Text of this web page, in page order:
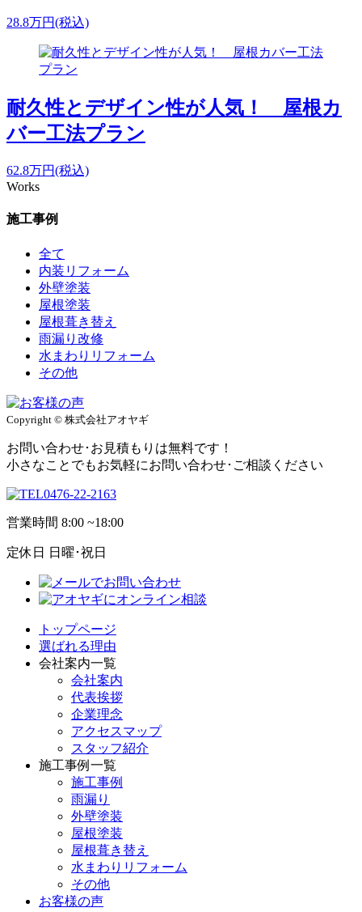
28.8万円(税込)
耐久性とデザイン性が人気！ 屋根カ
バー工法プラン
62.8万円(税込)
Works
施工事例
全て
内装リフォーム
外壁塗装
屋根塗装
屋根葺き替え
雨漏り改修
水まわりリフォーム
その他
Copyright © 株式会社アオヤギ
お問い合わせ･お見積もりは無料です！
小さなことでもお気軽にお問い合わせ･ご相談ください
0476-22-2163
営業時間 8:00 ~18:00
定休日 日曜･祝日
トップページ
選ばれる理由
会社案内一覧
会社案内
代表挨拶
企業理念
アクセスマップ
スタッフ紹介
施工事例一覧
施工事例
雨漏り
外壁塗装
屋根塗装
屋根葺き替え
水まわりリフォーム
その他
お客様の声